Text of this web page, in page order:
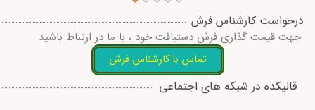
درخواست کارشناس فرش
جهت قیمت گذاری فرش دستبافت خود ، با ما در ارتباط باشید
تماس با کارشناس فرش
قالیکده در شبکه های اجتماعی
F
T
T
W
I